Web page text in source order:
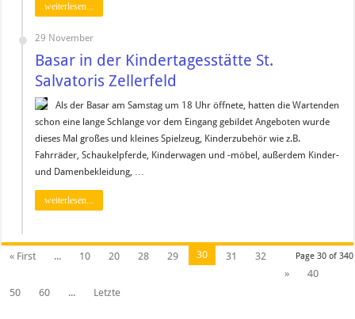
weiterlesen...
29 November
Basar in der Kindertagesstätte St.
Salvatoris Zellerfeld
Als der Basar am Samstag um 18 Uhr öffnete, hatten die Wartenden
schon eine lange Schlange vor dem Eingang gebildet Angeboten wurde
dieses Mal großes und kleines Spielzeug, Kinderzubehör wie z.B.
Fahrräder, Schaukelpferde, Kinderwagen und -möbel, außerdem Kinder-
und Damenbekleidung, …
weiterlesen...
Page 30 of 340
« First ... 10 20 28 29 30 31
32
»
40
50
60 ... Letzte